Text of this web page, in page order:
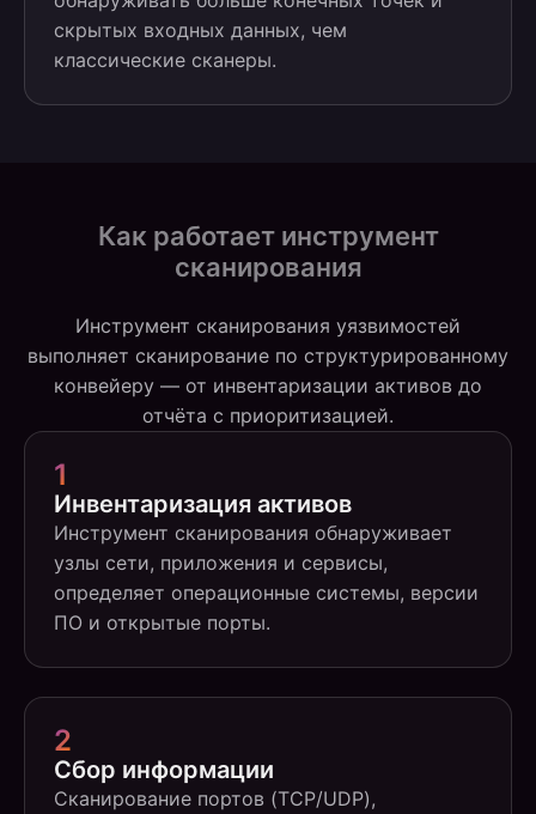
скрытых входных данных, чем
классические сканеры.
Как работает инструмент
сканирования
Инструмент сканирования уязвимостей
выполняет сканирование по структурированному
конвейеру — от инвентаризации активов до
отчёта с приоритизацией.
1
Инвентаризация активов
Инструмент сканирования обнаруживает
узлы сети, приложения и сервисы,
определяет операционные системы, версии
ПО и открытые порты.
2
Сбор информации
Сканирование портов (TCP/UDP),